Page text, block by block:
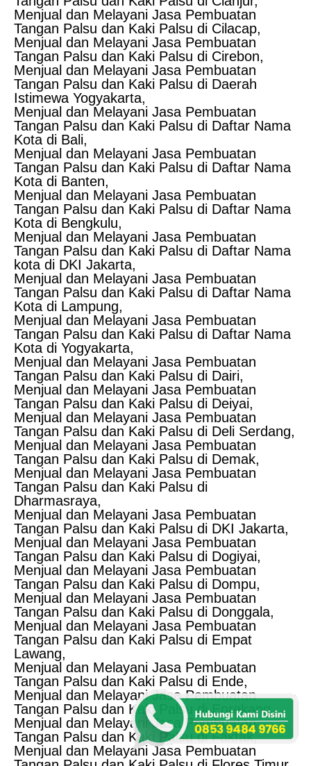
Menjual dan Melayani Jasa Pembuatan
Tangan Palsu dan Kaki Palsu di Cilacap,
Menjual dan Melayani Jasa Pembuatan
Tangan Palsu dan Kaki Palsu di Cirebon,
Menjual dan Melayani Jasa Pembuatan
Tangan Palsu dan Kaki Palsu di Daerah
Istimewa Yogyakarta,
Menjual dan Melayani Jasa Pembuatan
Tangan Palsu dan Kaki Palsu di Daftar Nama
Kota di Bali,
Menjual dan Melayani Jasa Pembuatan
Tangan Palsu dan Kaki Palsu di Daftar Nama
Kota di Banten,
Menjual dan Melayani Jasa Pembuatan
Tangan Palsu dan Kaki Palsu di Daftar Nama
Kota di Bengkulu,
Menjual dan Melayani Jasa Pembuatan
Tangan Palsu dan Kaki Palsu di Daftar Nama
kota di DKI Jakarta,
Menjual dan Melayani Jasa Pembuatan
Tangan Palsu dan Kaki Palsu di Daftar Nama
Kota di Lampung,
Menjual dan Melayani Jasa Pembuatan
Tangan Palsu dan Kaki Palsu di Daftar Nama
Kota di Yogyakarta,
Menjual dan Melayani Jasa Pembuatan
Tangan Palsu dan Kaki Palsu di Dairi,
Menjual dan Melayani Jasa Pembuatan
Tangan Palsu dan Kaki Palsu di Deiyai,
Menjual dan Melayani Jasa Pembuatan
Tangan Palsu dan Kaki Palsu di Deli Serdang,
Menjual dan Melayani Jasa Pembuatan
Tangan Palsu dan Kaki Palsu di Demak,
Menjual dan Melayani Jasa Pembuatan
Tangan Palsu dan Kaki Palsu di
Dharmasraya,
Menjual dan Melayani Jasa Pembuatan
Tangan Palsu dan Kaki Palsu di DKI Jakarta,
Menjual dan Melayani Jasa Pembuatan
Tangan Palsu dan Kaki Palsu di Dogiyai,
Menjual dan Melayani Jasa Pembuatan
Tangan Palsu dan Kaki Palsu di Dompu,
Menjual dan Melayani Jasa Pembuatan
Tangan Palsu dan Kaki Palsu di Donggala,
Menjual dan Melayani Jasa Pembuatan
Tangan Palsu dan Kaki Palsu di Empat
Lawang,
Menjual dan Melayani Jasa Pembuatan
Tangan Palsu dan Kaki Palsu di Ende,
Menjual dan Melayani Jasa Pembuatan
Tangan Palsu dan Kaki Palsu di Enrekang,
Menjual dan Melayani Jasa Pembuatan
Tangan Palsu dan Kaki Palsu di Fakfak,
Menjual dan Melayani Jasa Pembuatan